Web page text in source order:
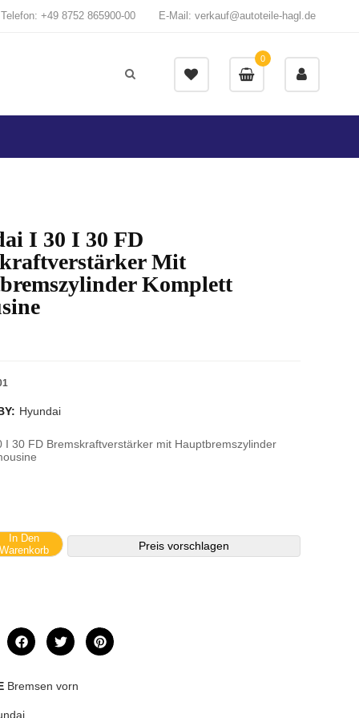
Telefon: +49 8752 865900-00 E-Mail: verkauf@autoteile-hagl.de
0
I 30 I 30 FD
Mit
Komplett
Hyundai
I 30 FD Bremskraftverstärker mit Hauptbremszylinder
In Den
Warenkorb
Preis vorschlagen
Bremsen vorn